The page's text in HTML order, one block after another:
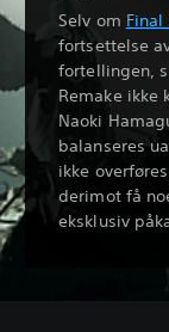
Selv om Final
fortsettelse
fortellingen,
Remake ikke
Naoki
balanseres
ikke
derimot få
eksklusiv